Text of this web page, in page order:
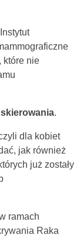
, które nie
skierowania.
dla kobiet
jak również
już zostały
ramach
Raka